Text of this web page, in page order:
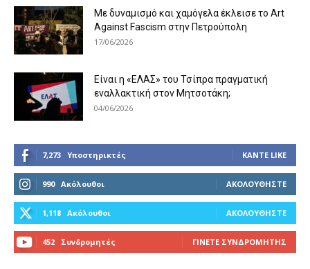
Με δυναμισμό και χαμόγελα έκλεισε το Art
Against Fascism στην Πετρούπολη
17/06/2026
Είναι η «ΕΛΑΣ» του Τσίπρα πραγματική
εναλλακτική στον Μητσοτάκη;
04/06/2026
7,273 Υποστηρικτές ΚΆΝΤΕ LIKE
990 Ακόλουθοι ΑΚΟΛΟΥΘΉΣΤΕ
1,118 Ακόλουθοι ΑΚΟΛΟΥΘΉΣΤΕ
452 Συνδρομητές ΓΊΝΕΤΕ ΣΥΝΔΡΟΜΗΤΉΣ